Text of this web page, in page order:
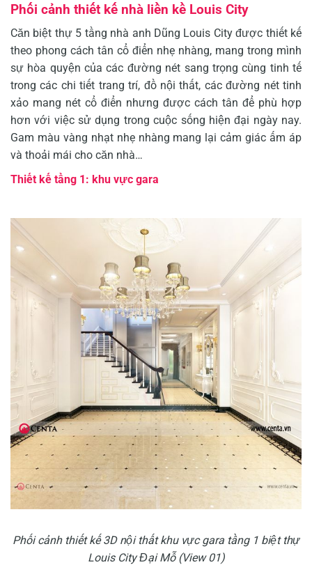
Phối cảnh thiết kế nhà liền kề Louis City
Căn biệt thự 5 tầng nhà anh Dũng Louis City được thiết kế
theo phong cách tân cổ điển nhẹ nhàng, mang trong mình
sự hòa quyện của các đường nét sang trọng cùng tinh tế
trong các chi tiết trang trí, đồ nội thất, các đường nét tinh
xảo mang nét cổ điển nhưng được cách tân để phù hợp
hơn với việc sử dụng trong cuộc sống hiện đại ngày nay.
Gam màu vàng nhạt nhẹ nhàng mang lại cảm giác ấm áp
và thoải mái cho căn nhà…
Thiết kế tầng 1: khu vực gara
Phối cảnh thiết kế 3D nội thất khu vực gara tầng 1 biệt thự
Louis City Đại Mỗ (View 01)